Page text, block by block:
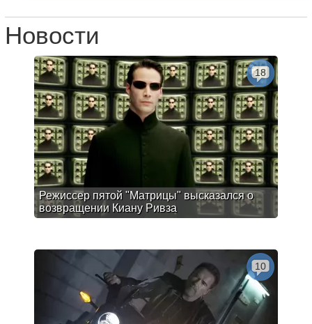
Новости
Режиссер пятой "Матрицы" высказался о
возвращении Киану Ривза
18
10